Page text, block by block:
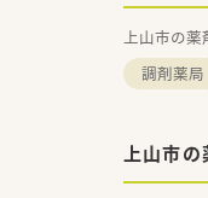
上山市の
調剤薬局
上山市の